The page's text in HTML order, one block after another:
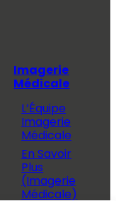
Imagerie
Médicale
L’Équipe
Imagerie
Médicale
En Savoir
Plus
(Imagerie
Médicale)